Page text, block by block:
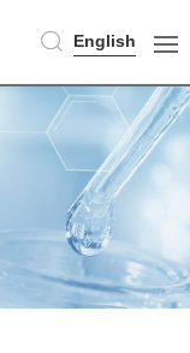
English